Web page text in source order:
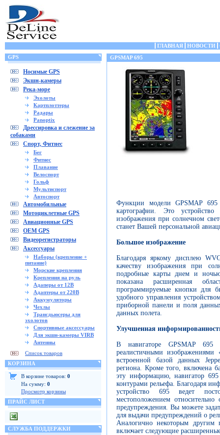
ГЛАВНАЯ НОВОСТИ
GPS
Носимые GPS
Экшн-камеры
Река-море
Эхолоты
Картплоттеры
Радары
Panoptix
Дрессировка и слежение за
собаками
Спорт, Фитнес
Бег
Фитнес
Плавание
Велоспорт
Гольф
Мультиспорт
Автоспорт
Автомобильные
Мотоциклетные GPS
Авиационные GPS
OEM GPS
Видеорегистраторы
Аксессуары
Наборы (крепление +
питание)
Морские крепления
Крепления на руль
Адаперы от 12В
Адаптеры от 220В
Аккумуляторы
Чехлы
Трансдьюсеры для
эхолотов
Спортивные аксессуары
Для экшн-камеры VIRB
Антенны
Список товаров
КОРЗИНА
В корзине товаров: 0
На сумму: 0
Просмотр корзины
ПРАЙС ЛИСТ
СЛУЖБА ПОДДЕРЖКИ
GPSMAP 695
Функции модели GPSMAP
картографии. Это
изображения при солнечном
станет Вашей персональной
Большое изображение
Благодаря яркому дисплею
качеству изображения при
подробные карты днем и
показана расширенная
программируемые кнопки для
удобного управления
приборной панели и поля
данных полета.
Улучшенная
В навигаторе GPSMAP 695
реалистичными изображениями
встроенной базой данных
региона. Кроме того, включена
эту информацию, навигатор
контурами рельефа. Благодаря
устройство 695 ведет
местоположением
предупреждения. Вы можете
для выдачи предупреждений о
Аналогично некоторым другим
включает следующие